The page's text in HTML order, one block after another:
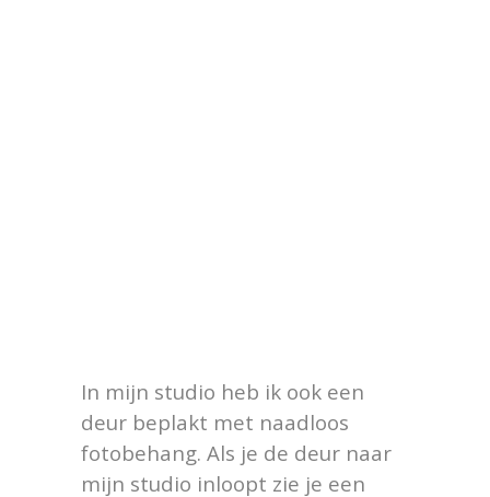
In mijn studio heb ik ook een
deur beplakt met naadloos
fotobehang. Als je de deur naar
mijn studio inloopt zie je een